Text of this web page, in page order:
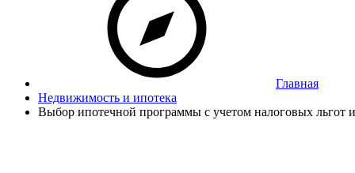
Главная
Недвижимость и ипотека
Выбор ипотечной программы с учетом налоговых льгот